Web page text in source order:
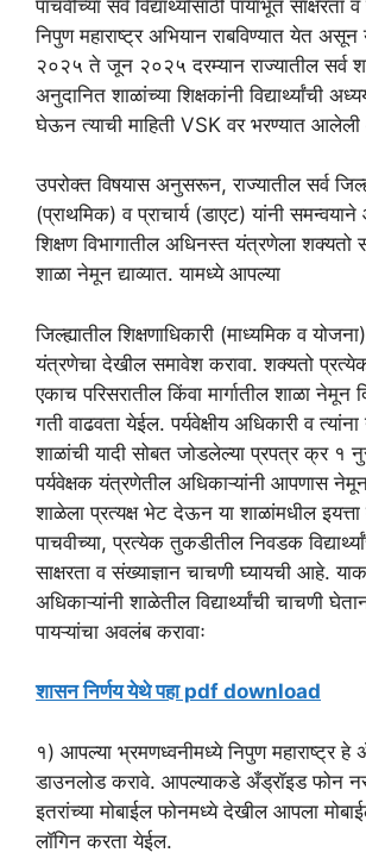
पाचवीच्या सर्व विद्यार्थ्यांसाठी पायाभूत
निपुण महाराष्ट्र अभियान राबविण्यात येत असून
२०२५ ते जून २०२५ दरम्यान राज्यातील सर्व
अनुदानित शाळांच्या शिक्षकांनी विद्यार्थ्यांची
घेऊन त्याची माहिती VSK वर भरण्यात
उपरोक्त विषयास अनुसरून, राज्यातील सर्व
(प्राथमिक) व प्राचार्य (डाएट) यांनी समन्वयाने
शिक्षण विभागातील अधिनस्त यंत्रणेला शक्यतो
शाळा नेमून द्याव्यात. यामध्ये आपल्या
जिल्ह्यातील शिक्षणाधिकारी (माध्यमिक व
यंत्रणेचा देखील समावेश करावा. शक्यतो प्रत्येक
एकाच परिसरातील किंवा मार्गातील शाळा नेमून
गती वाढवता येईल. पर्यवेक्षीय अधिकारी व
शाळांची यादी सोबत जोडलेल्या प्रपत्र क्र १
पर्यवेक्षक यंत्रणेतील अधिकाऱ्यांनी आपणास
शाळेला प्रत्यक्ष भेट देऊन या शाळांमधील
पाचवीच्या, प्रत्येक तुकडीतील निवडक
साक्षरता व संख्याज्ञान चाचणी घ्यायची आहे.
अधिकाऱ्यांनी शाळेतील विद्यार्थ्यांची चाचणी
पायऱ्यांचा अवलंब करावाः
शासन निर्णय येथे पहा pdf download
१) आपल्या भ्रमणध्वनीमध्ये निपुण महाराष्ट्र
डाउनलोड करावे. आपल्याकडे अँड्रॉइड फोन
इतरांच्या मोबाईल फोनमध्ये देखील आपला
लॉगिन करता येईल.